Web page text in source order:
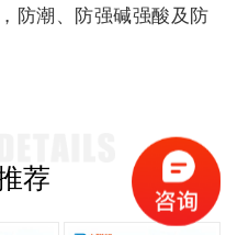
防潮、防强碱强酸及防
荐